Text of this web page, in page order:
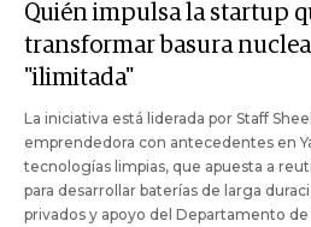
Quién impulsa la startup
transformar basura
"ilimitada"
La iniciativa está liderada por Staff
emprendedora con antecedentes en
tecnologías limpias, que apuesta a
para desarrollar baterías de larga
privados y apoyo del Departamento